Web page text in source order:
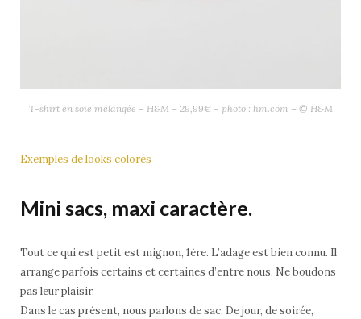
T-shirt en soie mélangée – H&M – 29,99€ – photo : hm.com – © H&M
Exemples de looks colorés
Mini sacs, maxi caractère.
Tout ce qui est petit est mignon, 1ère. L’adage est bien connu. Il
arrange parfois certains et certaines d’entre nous. Ne boudons
pas leur plaisir.
Dans le cas présent, nous parlons de sac. De jour, de soirée,